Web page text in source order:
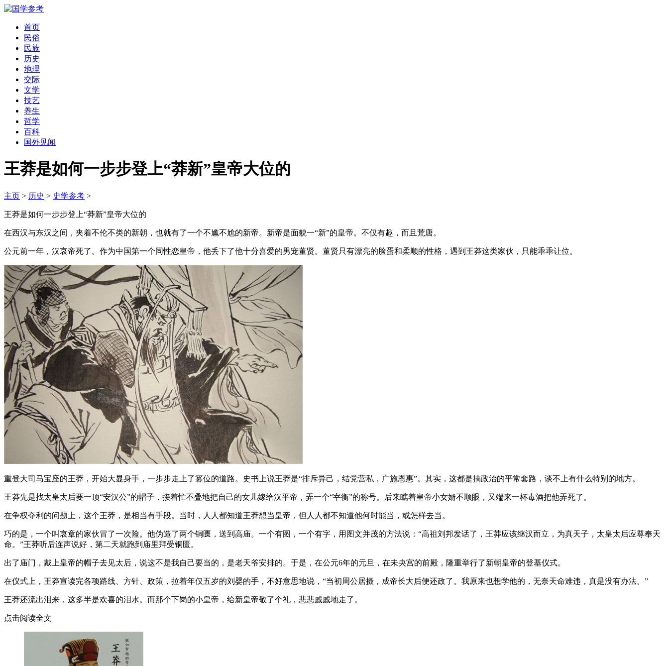
首页
民俗
民族
历史
地理
交际
文学
技艺
养生
哲学
百科
国外见闻
王莽是如何一步步登上“莽新”皇帝大位的
主页 > 历史 > 史学参考 >
王莽是如何一步步登上“莽新”皇帝大位的
在西汉与东汉之间，夹着不伦不类的新朝，也就有了一个不尴不尬的新帝。新帝是面貌一“新”的皇帝。不仅有趣，而且荒唐。
公元前一年，汉哀帝死了。作为中国第一个同性恋皇帝，他丢下了他十分喜爱的男宠董贤。董贤只有漂亮的脸蛋和柔顺的性格，遇到王莽这类家伙，只能乖乖让位。
重登大司马宝座的王莽，开始大显身手，一步步走上了篡位的道路。史书上说王莽是“排斥异己，结党营私，广施恩惠”。其实，这都是搞政治的平常套路，谈不上有什么特别的地方。
王莽先是找太皇太后要一顶“安汉公”的帽子，接着忙不叠地把自己的女儿嫁给汉平帝，弄一个“宰衡”的称号。后来瞧着皇帝小女婿不顺眼，又端来一杯毒酒把他弄死了。
在争权夺利的问题上，这个王莽，是相当有手段。当时，人人都知道王莽想当皇帝，但人人都不知道他何时能当，或怎样去当。
巧的是，一个叫哀章的家伙冒了一次险。他伪造了两个铜匮，送到高庙。一个有图，一个有字，用图文并茂的方法说：“高祖刘邦发话了，王莽应该继汉而立，为真天子，太皇太后应尊奉天
命。”王莽听后连声说好，第二天就跑到庙里拜受铜匮。
出了庙门，戴上皇帝的帽子去见太后，说这不是我自己要当的，是老天爷安排的。于是，在公元6年的元旦，在未央宫的前殿，隆重举行了新朝皇帝的登基仪式。
在仪式上，王莽宣读完各项路线、方针、政策，拉着年仅五岁的刘婴的手，不好意思地说，“当初周公居摄，成帝长大后便还政了。我原来也想学他的，无奈天命难违，真是没有办法。”
王莽还流出泪来，这多半是欢喜的泪水。而那个下岗的小皇帝，给新皇帝敬了个礼，悲悲戚戚地走了。
点击阅读全文